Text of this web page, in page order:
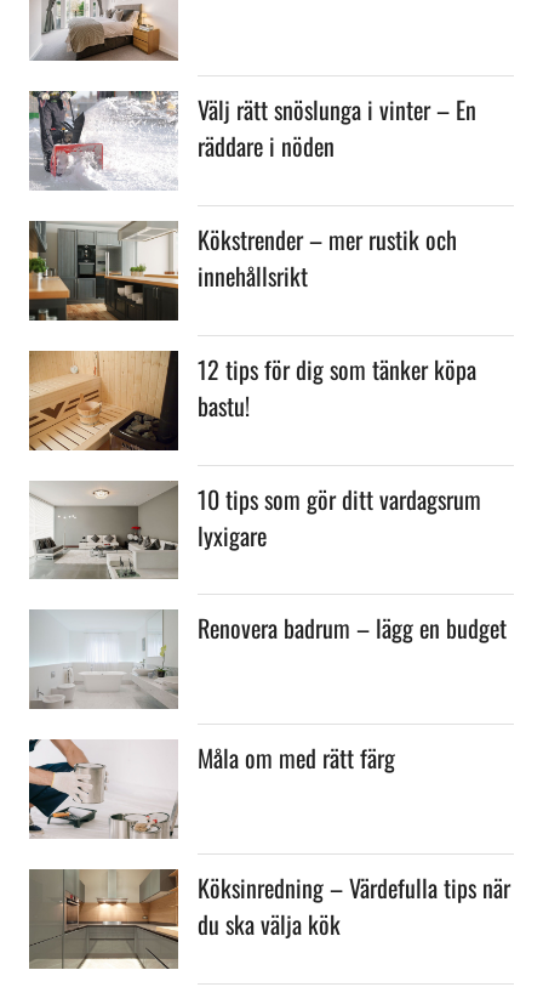
Välj rätt snöslunga i vinter – En
räddare i nöden
Kökstrender – mer rustik och
innehållsrikt
12 tips för dig som tänker köpa
bastu!
10 tips som gör ditt vardagsrum
lyxigare
Renovera badrum – lägg en budget
Måla om med rätt färg
Köksinredning – Värdefulla tips när
du ska välja kök